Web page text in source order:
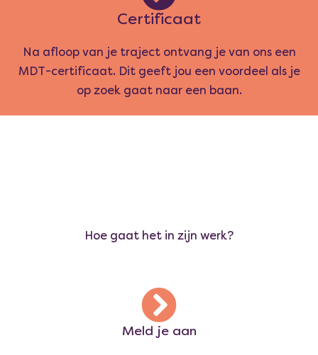
Certificaat
Na afloop van je traject ontvang je van ons een
MDT-certificaat. Dit geeft jou een voordeel als je
op zoek gaat naar een baan.
Hoe gaat het in zijn werk?
Meld je aan